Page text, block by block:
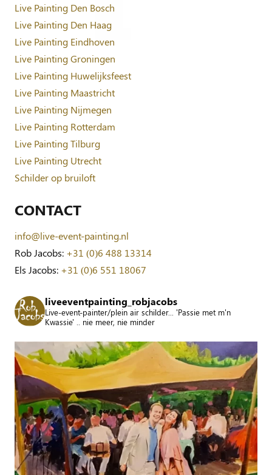
Live Painting Den Bosch
Live Painting Den Haag
Live Painting Eindhoven
Live Painting Groningen
Live Painting Huwelijksfeest
Live Painting Maastricht
Live Painting Nijmegen
Live Painting Rotterdam
Live Painting Tilburg
Live Painting Utrecht
Schilder op bruiloft
CONTACT
info@live-event-painting.nl
Rob Jacobs: +31 (0)6 488 13314
Els Jacobs: +31 (0)6 551 18067
liveeventpainting_robjacobs
Live-event-painter/plein air schilder... 'Passie met m'n
Kwassie' .. nie meer, nie minder